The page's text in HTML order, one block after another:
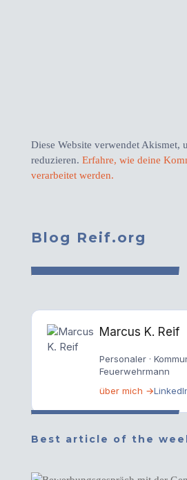
Diese Website verwendet Akismet,
reduzieren. Erfahre, wie deine
verarbeitet werden.
Blog Reif.org
Marcus K. Reif
Personaler ·
Feuerwehrmann
über mich →
Best article of the